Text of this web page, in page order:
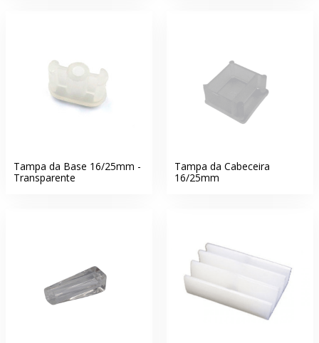
Tampa da Base 16/25mm -
Transparente
Tampa da Cabeceira
16/25mm